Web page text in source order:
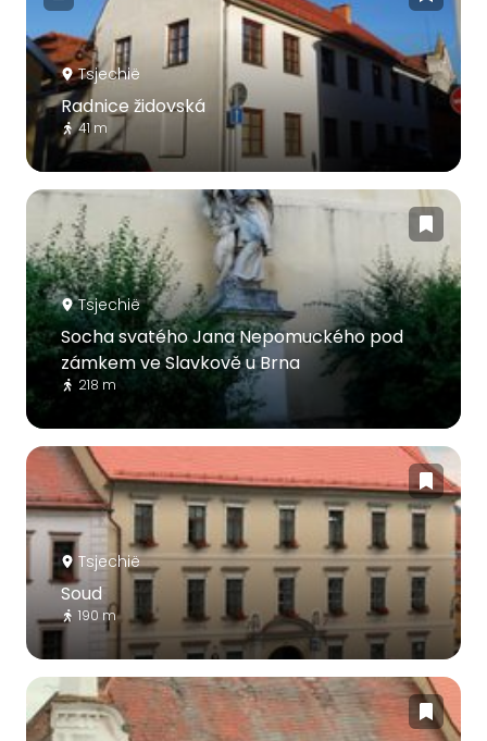
Tsjechië
Radnice židovská
41 m
Tsjechië
Socha svatého Jana Nepomuckého pod
zámkem ve Slavkově u Brna
218 m
Tsjechië
Soud
190 m